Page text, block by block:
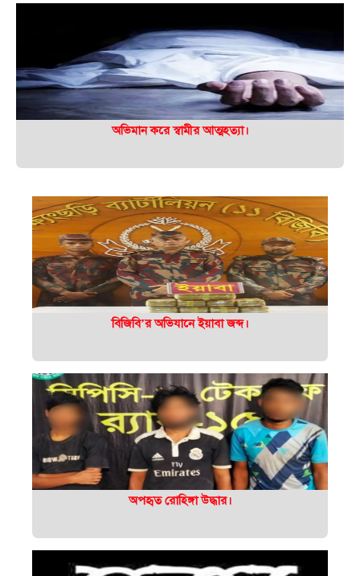
অভিমান করে স্বামীর আত্মহত্যা।
বিজিবি’র অভিযানে ইয়াবা জব্দ।
অপহৃত রোহিঙ্গা উদ্ধার।